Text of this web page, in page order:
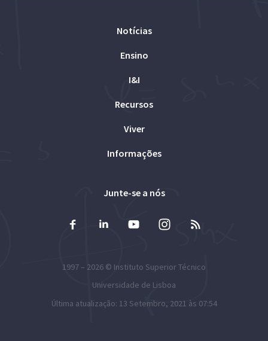
Notícias
Ensino
I&I
Recursos
Viver
Informações
Junte-se a nós
1997 – 2026 © Instituto Superior Técnico
Universidade de Lisboa
Última atualização: 13 Setembro, 2021 às 07:54